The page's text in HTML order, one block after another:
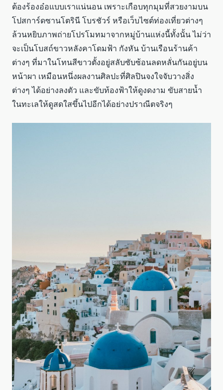
ต้องร้องอ๋อแบบเราแน่นอน เพราะเกือบทุกมุมที่สวยงามบน
โปสการ์ดซานโตรินี โบรชัวร์ หรือเว็บไซต์ท่องเที่ยวต่างๆ
ล้วนหยิบภาพถ่ายโปรโมทมาจากหมู่บ้านแห่งนี้ทั้งนั้น ไม่ว่า
จะเป็นโบสถ์ขาวหลังคาโดมฟ้า กังหัน บ้านเรือนร้านค้า
ต่างๆ ที่มาในโทนสีขาวตั้งอยู่สลับซับซ้อนลดหลั่นกันอยู่บน
หน้าผา เหมือนหนึ่งผลงานศิลปะที่ศิลปินจงใจจับวางสิ่ง
ต่างๆ ได้อย่างลงตัว และขับท้องฟ้าให้ดูงดงาม ขับสายน้ำ
ในทะเลให้ดูสดใสขึ้นไปอีกได้อย่างปราณีตจริงๆ